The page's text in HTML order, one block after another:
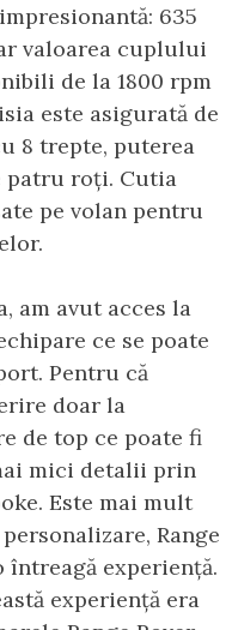
635
valoarea cuplului
de la 1800 rpm
este asigurată de
8 trepte, puterea
patru roți. Cutia
pe volan pentru
am avut acces la
ce se poate
Pentru că
doar la
de top ce poate fi
mici detalii prin
Este mai mult
Range
experiență.
experiență era